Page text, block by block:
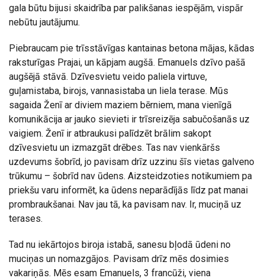
gala būtu bijusi skaidrība par palikšanas iespējām, vispār
nebūtu jautājumu.
Piebraucam pie trīsstāvīgas kantainas betona mājas, kādas
raksturīgas Prajai, un kāpjam augšā. Emanuels dzīvo pašā
augšējā stāvā. Dzīvesvietu veido paliela virtuve,
guļamistaba, birojs, vannasistaba un liela terase. Mūs
sagaida Ženī ar diviem maziem bērniem, mana vienīgā
komunikācija ar jauko sievieti ir trīsreizēja sabučošanās uz
vaigiem. Ženī ir atbraukusi palīdzēt brālim sakopt
dzīvesvietu un izmazgāt drēbes. Tas nav vienkāršs
uzdevums šobrīd, jo pavisam drīz uzzinu šīs vietas galveno
trūkumu – šobrīd nav ūdens. Aizsteidzoties notikumiem pa
priekšu varu informēt, ka ūdens neparādījās līdz pat manai
prombraukšanai. Nav jau tā, ka pavisam nav. Ir, muciņā uz
terases.
Tad nu iekārtojos biroja istabā, sanesu bļodā ūdeni no
muciņas un nomazgājos. Pavisam drīz mēs dosimies
vakariņās. Mēs esam Emanuels, 3 francūži, viena